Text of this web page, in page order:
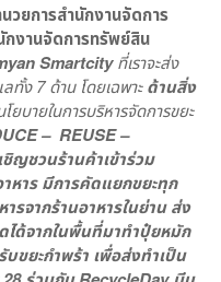
วยการสำนักงานจัดการ
งานจัดการทรัพย์สิน
Smartcityที่เราจะส่ง
ทั้ง 7 ด้าน โดยเฉพาะด้านสิ่ง
บายในการบริหารจัดการขยะ
– REUSE –
ญชวนร้านค้าเข้าร่วม
หาร มีการคัดแยกขยะทุก
รจากร้านอาหารในย่าน ส่ง
ได้จากในพื้นที่มาทำปุ๋ยหมัก
ขยะกำพร้า เพื่อส่งทำเป็น